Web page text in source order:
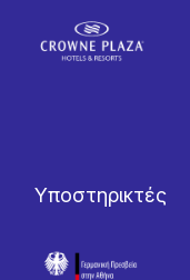
Υποστηρικτές